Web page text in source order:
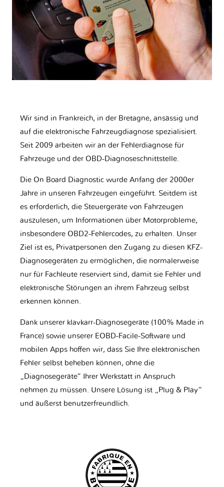
Wir sind in Frankreich, in der Bretagne, ansässig und
auf die elektronische Fahrzeugdiagnose spezialisiert.
Seit 2009 arbeiten wir an der Fehlerdiagnose für
Fahrzeuge und der OBD-Diagnoseschnittstelle.
Die On Board Diagnostic wurde Anfang der 2000er
Jahre in unseren Fahrzeugen eingeführt. Seitdem ist
es erforderlich, die Steuergeräte von Fahrzeugen
auszulesen, um Informationen über Motorprobleme,
insbesondere OBD2-Fehlercodes, zu erhalten. Unser
Ziel ist es, Privatpersonen den Zugang zu diesen KFZ-
Diagnosegeräten zu ermöglichen, die normalerweise
nur für Fachleute reserviert sind, damit sie Fehler und
elektronische Störungen an ihrem Fahrzeug selbst
erkennen können.
Dank unserer klavkarr-Diagnosegeräte (100% Made in
France) sowie unserer EOBD-Facile-Software und
mobilen Apps hoffen wir, dass Sie Ihre elektronischen
Fehler selbst beheben können, ohne die
„Diagnosegeräte“ Ihrer Werkstatt in Anspruch
nehmen zu müssen. Unsere Lösung ist „Plug & Play“
und äußerst benutzerfreundlich.